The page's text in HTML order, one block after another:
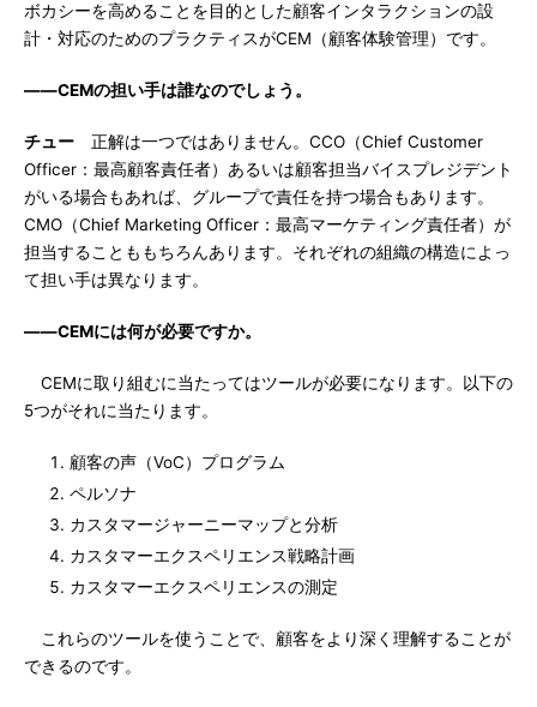
ボカシーを高めることを目的とした顧客インタラクションの設
計・対応のためのプラクティスがCEM（顧客体験管理）です。
――CEMの担い手は誰なのでしょう。
チュー 正解は一つではありません。CCO（Chief Customer
Officer：最高顧客責任者）あるいは顧客担当バイスプレジデント
がいる場合もあれば、グループで責任を持つ場合もあります。
CMO（Chief Marketing Officer：最高マーケティング責任者）が
担当することももちろんあります。それぞれの組織の構造によっ
て担い手は異なります。
――CEMには何が必要ですか。
CEMに取り組むに当たってはツールが必要になります。以下の
5つがそれに当たります。
顧客の声（VoC）プログラム
ペルソナ
カスタマージャーニーマップと分析
カスタマーエクスペリエンス戦略計画
カスタマーエクスペリエンスの測定
これらのツールを使うことで、顧客をより深く理解することが
できるのです。